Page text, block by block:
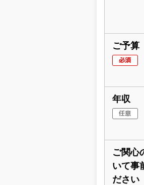
ご予算
年収
ご関心
いて事
ださい